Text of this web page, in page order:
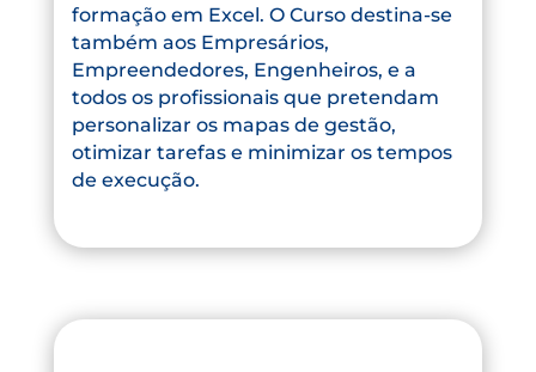
formação em Excel. O Curso destina-se
também aos Empresários,
Empreendedores, Engenheiros, e a
todos os profissionais que pretendam
personalizar os mapas de gestão,
otimizar tarefas e minimizar os tempos
de execução.